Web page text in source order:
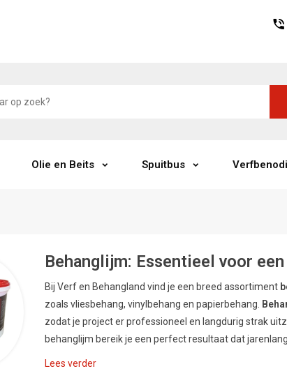
Olie en Beits Spuitbus
Behanglijm: Essentieel voor
Bij Verf en Behangland vind je een breed assortiment
zoals vliesbehang, vinylbehang en papierbehang.
zodat je project er professioneel en langdurig strak
behanglijm bereik je een perfect resultaat dat
Lees verder